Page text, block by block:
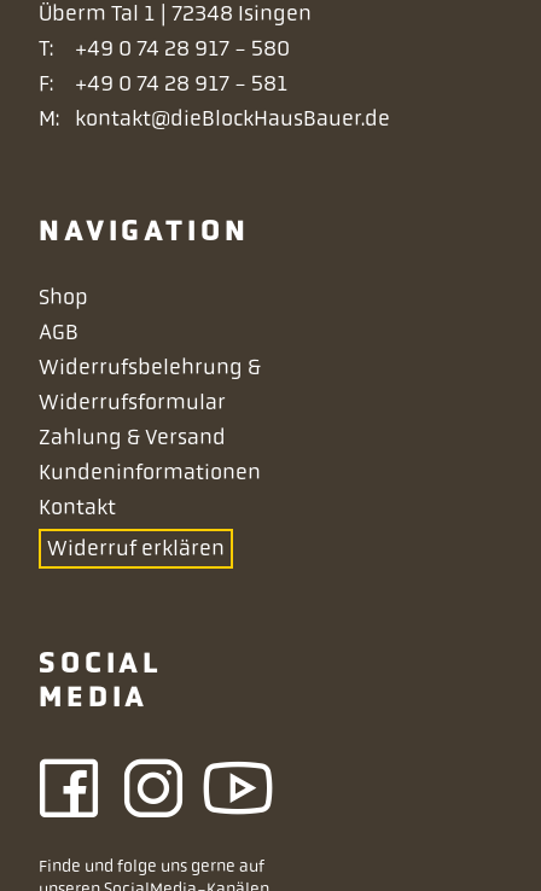
Überm Tal 1 | 72348 Isingen
T:
+49 0 74 28 917 - 580
F:
+49 0 74 28 917 - 581
M:
kontakt@dieBlockHausBauer.de
NAVIGATION
Navigation
überspringen
Shop
AGB
Widerrufsbelehrung &
Widerrufsformular
Zahlung & Versand
Kundeninformationen
Kontakt
Widerruf erklären
SOCIAL
MEDIA
Finde und folge uns gerne auf